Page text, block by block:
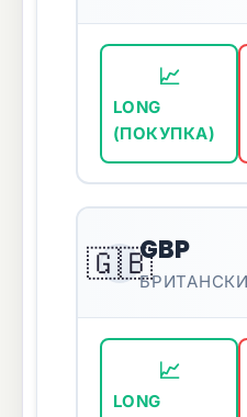
📈
LONG
(ПОКУПКА)
🇬🇧GBP
📈
LONG